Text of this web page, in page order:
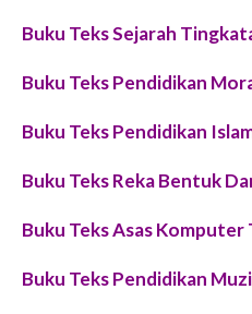
Buku Teks Sejarah
Buku Teks Pendidikan
Buku Teks Pendidikan
Buku Teks Reka Bentuk
Buku Teks Asas
Buku Teks Pendidikan